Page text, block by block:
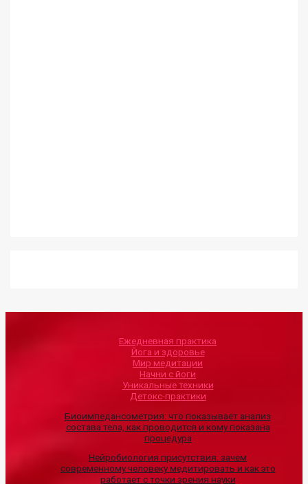
Ежедневная практика
Йога и здоровье
Мир медитации
Начни с йоги
Уникальные техники
Детокс-практики
Биоимпедансометрия: что показывает анализ
состава тела, как проводится и кому показана
процедура
Нейробиология присутствия: зачем
современному человеку медитировать и как это
работает с точки зрения науки